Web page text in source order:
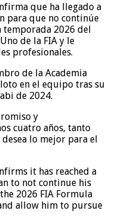
que ha llegado a
para que no continúe
2026 del
de la FIA y le
profesionales.
de la Academia
en el equipo tras su
de 2024.
y
cuatro años, tanto
lo mejor para el
it has reached a
to not continue his
2026 FIA Formula
allow him to pursue